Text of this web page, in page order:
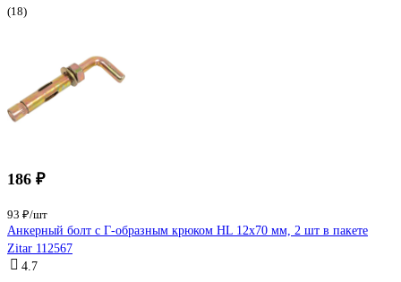
(18)
186 ₽
93 ₽/шт
Анкерный болт с Г-образным крюком HL 12x70 мм, 2 шт в пакете
Zitar 112567
4.7